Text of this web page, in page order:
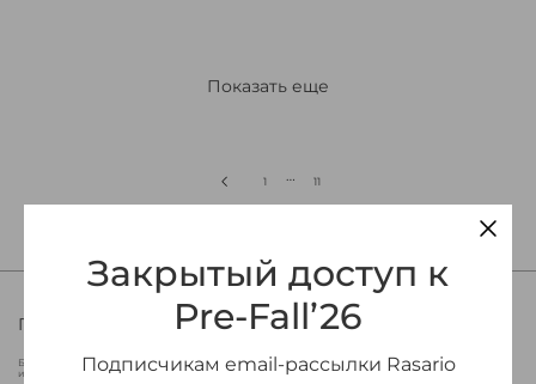
Показать еще
1 … 11
ПРИСОЕДИНЯЙТЕСЬ К МИРУ RASARIO
Будьте в курсе новых коллекций Rasario, эксклюзивных мероприятий
и специальных предложений.
Закрытый доступ к
Pre-Fall’26
Подписчикам email-рассылки Rasario